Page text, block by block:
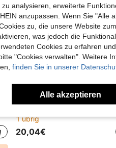
1 übrig
20,04€
analysieren, erweiterte
anzupassen. Wenn Sie "Alle
zu, die unsere Website
was jedoch die
Cookies zu erfahren
"Cookies verwalten". Weitere
finden Sie in unserer
Alle akzeptieren